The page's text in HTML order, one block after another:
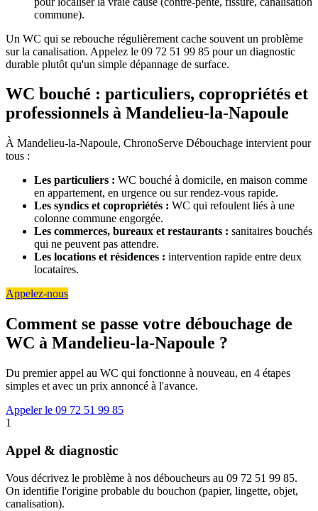
commune).
Un WC qui se rebouche régulièrement cache souvent un problème
sur la canalisation. Appelez le 09 72 51 99 85 pour un diagnostic
durable plutôt qu'un simple dépannage de surface.
WC bouché : particuliers, copropriétés et
professionnels à Mandelieu-la-Napoule
À Mandelieu-la-Napoule, ChronoServe Débouchage intervient pour
tous :
Les particuliers : WC bouché à domicile, en maison comme
en appartement, en urgence ou sur rendez-vous rapide.
Les syndics et copropriétés : WC qui refoulent liés à une
colonne commune engorgée.
Les commerces, bureaux et restaurants : sanitaires bouchés
qui ne peuvent pas attendre.
Les locations et résidences : intervention rapide entre deux
locataires.
Appelez-nous
Comment se passe votre débouchage de
WC à Mandelieu-la-Napoule ?
Du premier appel au WC qui fonctionne à nouveau, en 4 étapes
simples et avec un prix annoncé à l'avance.
Appeler le 09 72 51 99 85
1
Appel & diagnostic
Vous décrivez le problème à nos déboucheurs au 09 72 51 99 85.
On identifie l'origine probable du bouchon (papier, lingette, objet,
canalisation).